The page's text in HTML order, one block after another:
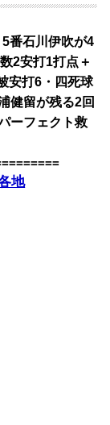
番石川伊吹が4
2安打1打点＋
安打6・四死球
健留が残る2回
ーフェクト救
地